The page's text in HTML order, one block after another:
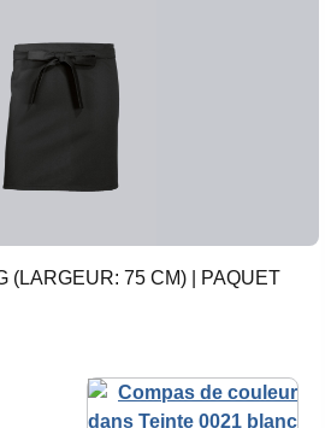
(LARGEUR: 75 CM) | PAQUET